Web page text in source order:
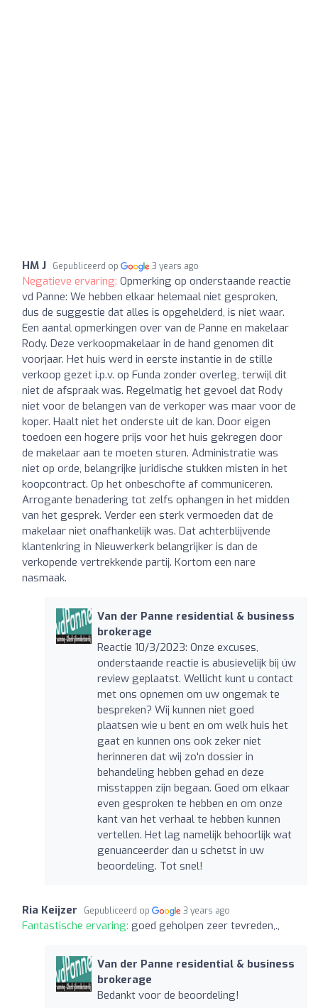
HM J Gepubliceerd op 3 years ago
Negatieve ervaring: Opmerking op onderstaande reactie
vd Panne: We hebben elkaar helemaal niet gesproken,
dus de suggestie dat alles is opgehelderd, is niet waar.
Een aantal opmerkingen over van de Panne en makelaar
Rody. Deze verkoopmakelaar in de hand genomen dit
voorjaar. Het huis werd in eerste instantie in de stille
verkoop gezet i.p.v. op Funda zonder overleg, terwijl dit
niet de afspraak was. Regelmatig het gevoel dat Rody
niet voor de belangen van de verkoper was maar voor de
koper. Haalt niet het onderste uit de kan. Door eigen
toedoen een hogere prijs voor het huis gekregen door
de makelaar aan te moeten sturen. Administratie was
niet op orde, belangrijke juridische stukken misten in het
koopcontract. Op het onbeschofte af communiceren.
Arrogante benadering tot zelfs ophangen in het midden
van het gesprek. Verder een sterk vermoeden dat de
makelaar niet onafhankelijk was. Dat achterblijvende
klantenkring in Nieuwerkerk belangrijker is dan de
verkopende vertrekkende partij. Kortom een nare
nasmaak.
Van der Panne residential & business
brokerage
Reactie 10/3/2023: Onze excuses,
onderstaande reactie is abusievelijk bij úw
review geplaatst. Wellicht kunt u contact
met ons opnemen om uw ongemak te
bespreken? Wij kunnen niet goed
plaatsen wie u bent en om welk huis het
gaat en kunnen ons ook zeker niet
herinneren dat wij zo'n dossier in
behandeling hebben gehad en deze
misstappen zijn begaan. Goed om elkaar
even gesproken te hebben en om onze
kant van het verhaal te hebben kunnen
vertellen. Het lag namelijk behoorlijk wat
genuanceerder dan u schetst in uw
beoordeling. Tot snel!
Ria Keijzer Gepubliceerd op 3 years ago
Fantastische ervaring: goed geholpen zeer tevreden,.,
Van der Panne residential & business
brokerage
Bedankt voor de beoordeling!